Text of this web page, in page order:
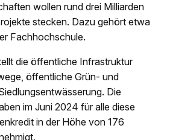
wollen rund drei Milliarden
stecken. Dazu gehört etwa
Fachhochschule.
die öffentliche Infrastruktur
öffentliche Grün- und
Die
im Juni 2024 für alle diese
in der Höhe von 176